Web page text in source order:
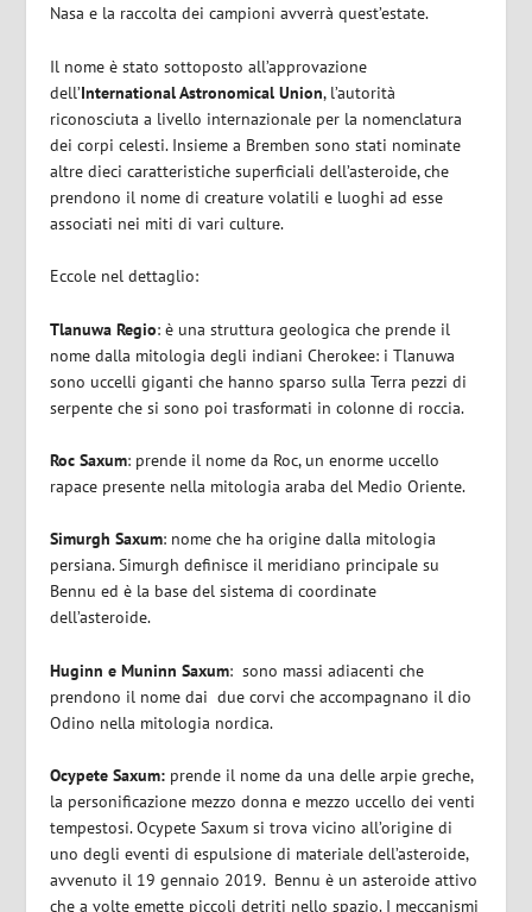
Nasa e la raccolta dei campioni avverrà quest’estate.
Il nome è stato sottoposto all’approvazione
dell’International Astronomical Union, l’autorità
riconosciuta a livello internazionale per la nomenclatura
dei corpi celesti. Insieme a Bremben sono stati nominate
altre dieci caratteristiche superficiali dell’asteroide, che
prendono il nome di creature volatili e luoghi ad esse
associati nei miti di vari culture.
Eccole nel dettaglio:
Tlanuwa Regio: è una struttura geologica che prende il
nome dalla mitologia degli indiani Cherokee: i Tlanuwa
sono uccelli giganti che hanno sparso sulla Terra pezzi di
serpente che si sono poi trasformati in colonne di roccia.
Roc Saxum: prende il nome da Roc, un enorme uccello
rapace presente nella mitologia araba del Medio Oriente.
Simurgh Saxum: nome che ha origine dalla mitologia
persiana. Simurgh definisce il meridiano principale su
Bennu ed è la base del sistema di coordinate
dell’asteroide.
Huginn e Muninn Saxum: sono massi adiacenti che
prendono il nome dai due corvi che accompagnano il dio
Odino nella mitologia nordica.
Ocypete Saxum: prende il nome da una delle arpie greche,
la personificazione mezzo donna e mezzo uccello dei venti
tempestosi. Ocypete Saxum si trova vicino all’origine di
uno degli eventi di espulsione di materiale dell’asteroide,
avvenuto il 19 gennaio 2019. Bennu è un asteroide attivo
che a volte emette piccoli detriti nello spazio. I meccanismi